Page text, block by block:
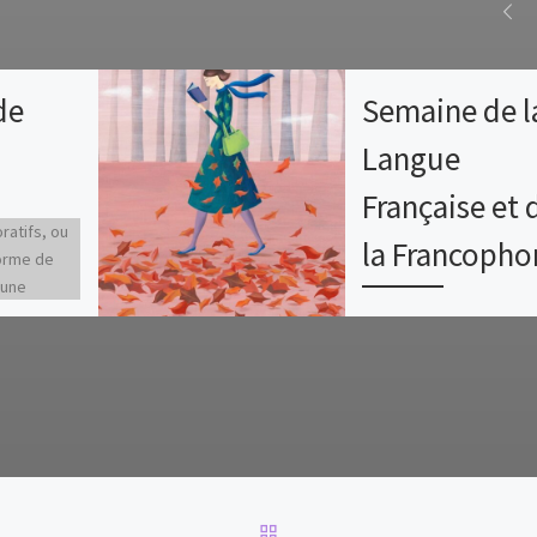
ou
de
Suite
Semaine de
Langue
Française et
la
RETOUR À LA LISTE